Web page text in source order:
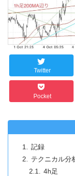
Twitter
Pocket
記録
テクニカル分
4h足